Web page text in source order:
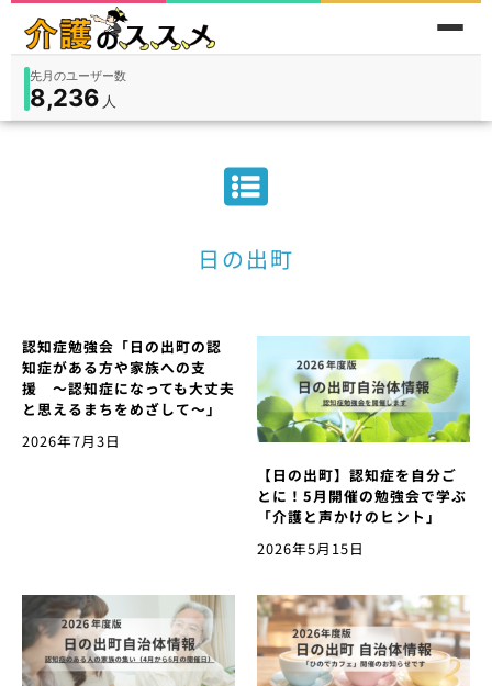
在宅9,360入所3,194
先月のユーザー数
8,236 人
件
日の出町
認知症勉強会「日の出町の認
知症がある方や家族への支
援 ～認知症になっても大丈夫
と思えるまちをめざして～」
2026年7月3日
【日の出町】認知症を自分ご
とに！5月開催の勉強会で学ぶ
「介護と声かけのヒント」
2026年5月15日